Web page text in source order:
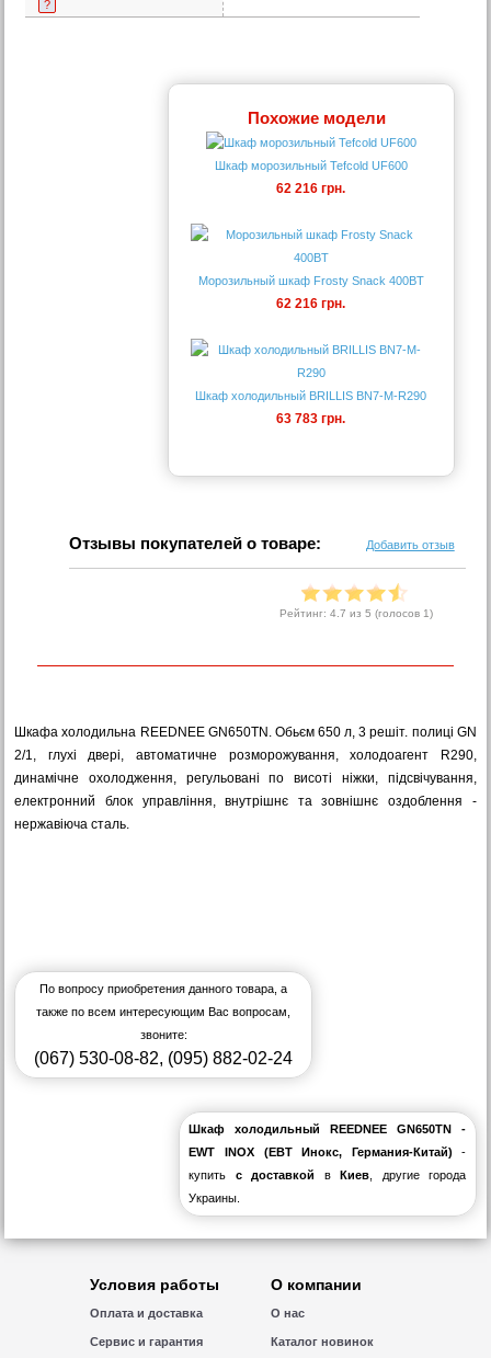
?
Похожие модели
Шкаф морозильный Tefcold UF600
62 216 грн.
Морозильный шкаф Frosty Snack 400BT
62 216 грн.
Шкаф холодильный BRILLIS BN7-M-R290
63 783 грн.
Отзывы покупателей о товаре: Добавить отзыв
Рейтинг: 4.7 из 5 (голосов 1)
Шкафа холодильна REEDNEE GN650TN. Обьєм 650 л, 3 решіт. полиці GN
2/1, глухі двері, автоматичне розморожування, холодоагент R290,
динамічне охолодження, регульовані по висоті ніжки, підсвічування,
електронний блок управління, внутрішнє та зовнішнє оздоблення -
нержавіюча сталь.
По вопросу приобретения данного товара, а
также по всем интересующим Вас вопросам,
звоните:
(067) 530-08-82, (095) 882-02-24
Шкаф холодильный REEDNEE GN650TN -
EWT INOX (EВT Инокс, Германия-Китай)-
купить с доставкой вКиев , другие города
Украины.
Условия работы
Оплата и доставка
Сервис и гарантия
О компании
О нас
Каталог новинок